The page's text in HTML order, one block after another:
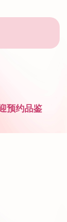
预约品鉴